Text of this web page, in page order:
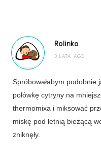
Rolinko
3 LATA AGO
Spróbowałabym
połówkę cytryny na
thermomixa i miksować
miskę pod letnią bieżącą
zniknęły.